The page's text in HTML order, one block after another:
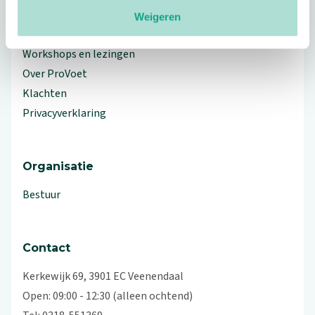
Weigeren
Branche Informatiecentrum
Workshops en lezingen
Over ProVoet
Klachten
Privacyverklaring
Organisatie
Bestuur
Contact
Kerkewijk 69, 3901 EC Veenendaal
Open: 09:00 - 12:30 (alleen ochtend)